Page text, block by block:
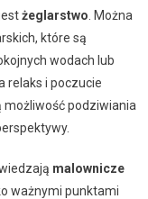
żeglarstwo . Można
które są
wodach lub
relaks i poczucie
podziwiania
malownicze
ważnymi punktami